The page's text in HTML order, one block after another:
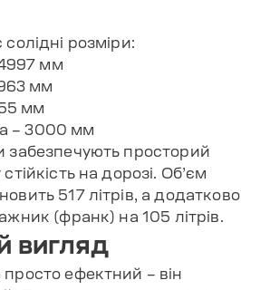
розміри:
мм
мм
мм
– 3000 мм
забезпечують просторий
на дорозі. Об’єм
517 літрів, а додатково
(франк) на 105 літрів.
вигляд
ефектний – він